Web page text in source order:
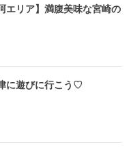
エリア】満腹美味な宮崎の
に遊びに行こう♡